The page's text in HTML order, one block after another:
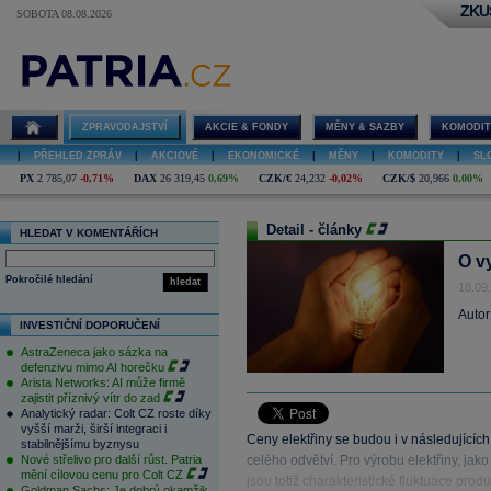
SOBOTA 08.08.2026
ZPRAVODAJSTVÍ AKCIE & FONDY MĚNY & SAZBY
PŘEHLED ZPRÁV AKCIOVÉ EKONOMICKÉ MĚNY KOMODITY
PX 2 785,07 -0,71% DAX 26 319,45 0,69% CZK/€ 24,232 -0,02% CZK/$ 20,966 0,00%
HLEDAT V KOMENTÁŘÍCH
hledat
Pokročilé hledání
INVESTIČNÍ DOPORUČENÍ
AstraZeneca jako sázka na
defenzivu mimo AI horečku
Arista Networks: AI může firmě
zajistit příznivý vítr do zad
Analytický radar: Colt CZ roste díky
vyšší marži, širší integraci i
stabilnějšímu byznysu
Nové střelivo pro další růst. Patria
mění cílovou cenu pro Colt CZ
Detail - články
O
Ceny elektřiny se budou i v
celého odvětví. Pro výrobu elektřiny,
jsou totiž charakteristické fluktuace